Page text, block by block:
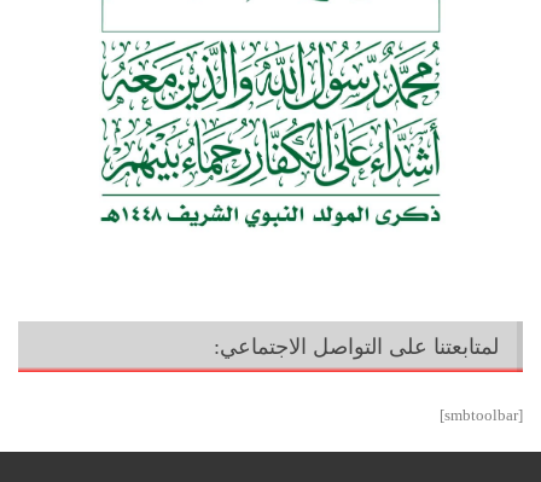
لمتابعتنا على التواصل الاجتماعي:
[smbtoolbar]